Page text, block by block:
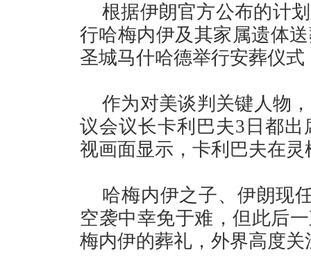
根据伊朗官方公布的计
行哈梅内伊及其家属遗体
圣城马什哈德举行安葬仪
作为对美谈判关键人物
议会议长卡利巴夫3日都
视画面显示，卡利巴夫在灵
哈梅内伊之子、伊朗现
空袭中幸免于难，但此后
梅内伊的葬礼，外界高度关